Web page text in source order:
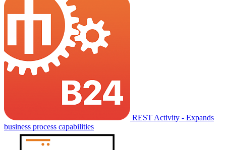
REST Activity - Expands
business process capabilities